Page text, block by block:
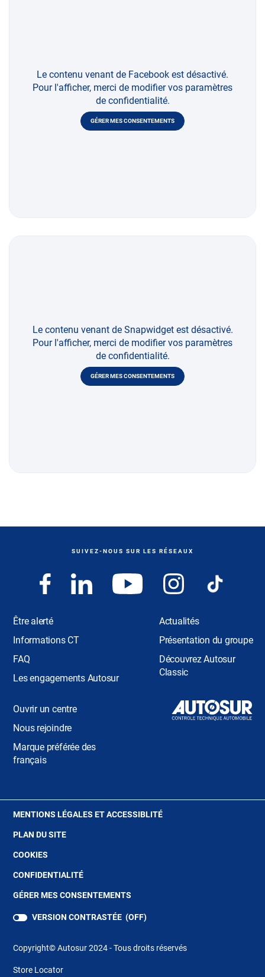
Le contenu venant de Facebook est désactivé.
Pour l'afficher, merci de modifier vos paramètres
de confidentialité.
GÉRER MES CONSENTEMENTS
Le contenu venant de Snapwidget est désactivé.
Pour l'afficher, merci de modifier vos paramètres
de confidentialité.
GÉRER MES CONSENTEMENTS
SUIVEZ-NOUS SUR LES RÉSEAUX
Être alerté
Informations CT
FAQ
Les engagements Autosur
Actualités
Présentation du groupe
Découvrez Autosur
Classic
Ouvrir un centre
Nous rejoindre
Marque préférée des
français
MENTIONS LÉGALES ET ACCESSIBLITÉ(OUVRE
PLAN DU SITE
COOKIES
UNE
FENÊTRE)
CONFIDENTIALITÉ(OUVRE
UNE
FENÊTRE)
GÉRER MES CONSENTEMENTS
VERSION CONTRASTÉE (OFF)
Copyright© Autosur 2024 - Tous droits réservés
Store Locator